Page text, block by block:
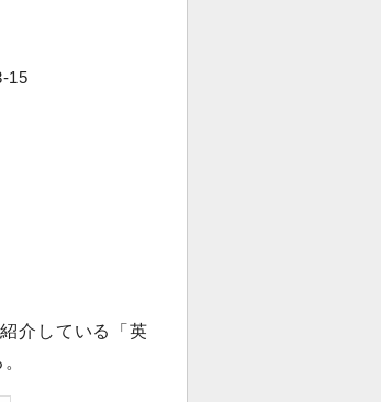
15
介している「英